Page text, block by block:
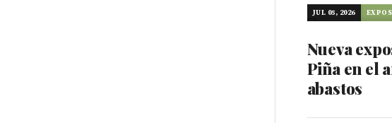
JUL 05, 2026
Nueva
Piña en el
abastos